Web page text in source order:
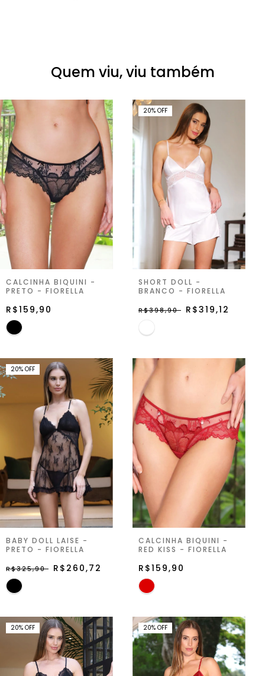
Quem viu, viu também
CALCINHA BIQUINI -
PRETO - FIORELLA
R$159,90
20% OFF
SHORT DOLL -
BRANCO - FIORELLA
R$398,90 R$319,12
20% OFF
BABY DOLL LAISE -
PRETO - FIORELLA
R$325,90 R$260,72
CALCINHA BIQUINI -
RED KISS - FIORELLA
R$159,90
20% OFF 20% OFF